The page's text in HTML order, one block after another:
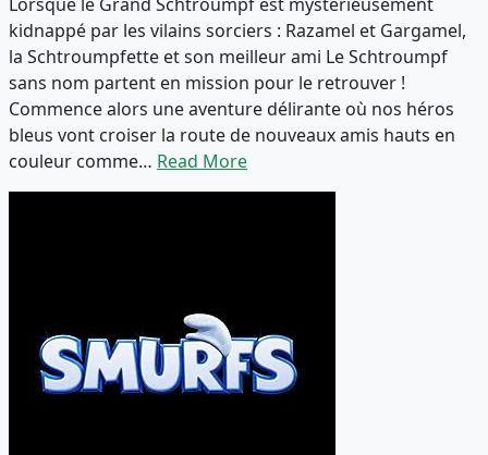
kidnappé par les vilains sorciers : Razamel et Gargamel,
la Schtroumpfette et son meilleur ami Le Schtroumpf
sans nom partent en mission pour le retrouver !
Commence alors une aventure délirante où nos héros
bleus vont croiser la route de nouveaux amis hauts en
couleur comme… Read More